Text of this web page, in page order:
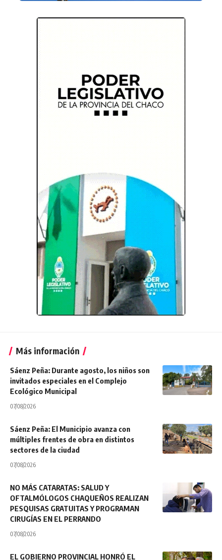
Más información
Sáenz Peña: Durante agosto, los niños son
invitados especiales en el Complejo
Ecológico Municipal
07/08/2026
Sáenz Peña: El Municipio avanza con
múltiples frentes de obra en distintos
sectores de la ciudad
07/08/2026
NO MÁS CATARATAS: SALUD Y
OFTALMÓLOGOS CHAQUEÑOS REALIZAN
PESQUISAS GRATUITAS Y PROGRAMAN
CIRUGÍAS EN EL PERRANDO
07/08/2026
EL GOBIERNO PROVINCIAL HONRÓ EL